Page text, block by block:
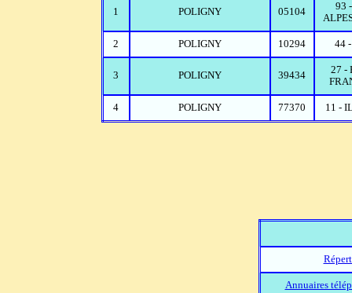
1 POLIGNY 05104
93
2 POLIGNY 10294 44
3 POLIGNY 39434
27 -
4 POLIGNY 77370 11 -
Annuaires